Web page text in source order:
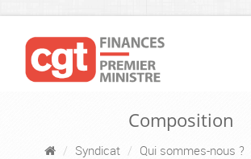
Composition
Syndicat Qui sommes-nous ?